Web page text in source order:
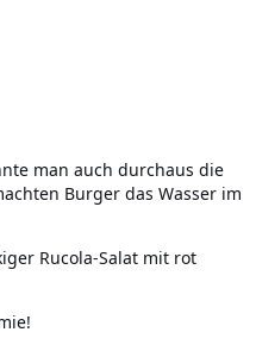
man auch durchaus die
Burger das Wasser im
Rucola-Salat mit rot